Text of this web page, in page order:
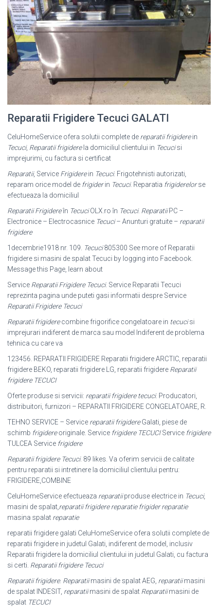
Reparatii Frigidere Tecuci GALATI
CeluHomeService ofera solutii complete de reparatii frigiderein
Tecuci, Reparatii frigiderela domiciliul clientului in Tecucisi
imprejurimi, cu factura si certificat
Reparatii, Service Frigiderein Tecuci. Frigotehnisti autorizati,
reparam orice model de frigiderin Tecuci. Reparatia frigiderelorse
efectueaza la domiciliul
Reparatii Frigidereîn TecuciOLX.ro în Tecuci. ReparatiiPC –
Electronice – Electrocasnice Tecuci– Anunturi gratuite – reparatii
frigidere
1decembrie1918 nr. 109. Tecuci805300 See more of Reparatii
frigidere si masini de spalat Tecuci by logging into Facebook.
Message this Page, learn about
Service Reparatii Frigidere Tecuci. Service Reparatii Tecuci
reprezinta pagina unde puteti gasi informatii despre Service
Reparatii Frigidere Tecuci
Reparatii frigiderecombine frigorifice congelatoare in tecucisi
imprejurari indiferent de marca sau model Indiferent de problema
tehnica cu care va
123456. REPARATII FRIGIDERE Reparatii frigidere ARCTIC, reparatii
frigidere BEKO, reparatii frigidere LG, reparatii frigidere Reparatii
frigidere TECUCI
Oferte produse si servicii: reparatii frigidere tecuci. Producatori,
distribuitori, furnizori – REPARATII FRIGIDERE CONGELATOARE, R.
TEHNO SERVICE – Service reparatii frigidereGalati, piese de
schimb frigidereoriginale. Service frigidere TECUCIService frigidere
TULCEA Service frigidere
Reparatii frigidere Tecuci. 89 likes. Va oferim servicii de calitate
pentru reparatii si intretinere la domiciliul clientului pentru:
FRIGIDERE,COMBINE
CeluHomeService efectueaza reparatiiproduse electrice in Tecuci,
masini de spalat,reparatii frigidere reparatie frigider reparatie
masina spalat reparatie
reparatii frigidere galati CeluHomeService ofera solutii complete de
reparatii frigidere in judetul Galati, indiferent de model, inclusiv
Reparatii frigidere la domiciliul clientului in judetul Galati, cu factura
si certi. Reparatii frigidere Tecuci
Reparatii frigidere. Reparatiimasini de spalat AEG, reparatiimasini
de spalat INDESIT, reparatiimasini de spalat Reparatiimasini de
spalat TECUCI